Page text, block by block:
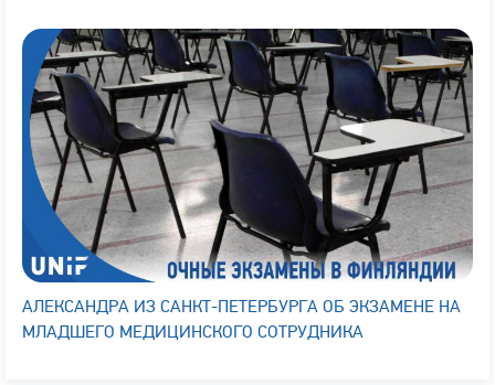
АЛЕКСАНДРА ИЗ САНКТ-ПЕТЕРБУРГА ОБ ЭКЗАМЕНЕ НА
МЛАДШЕГО МЕДИЦИНСКОГО СОТРУДНИКА